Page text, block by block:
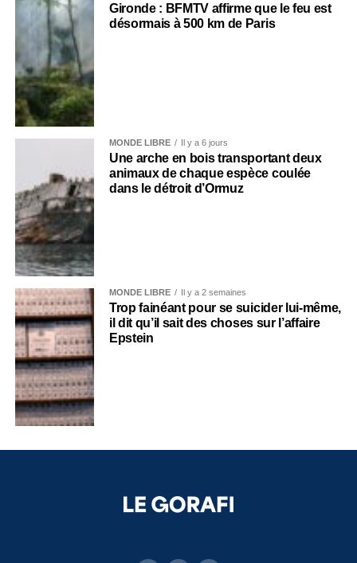
Gironde : BFMTV affirme que le feu est
désormais à 500 km de Paris
MONDE LIBRE Il y a 6 jours
Une arche en bois transportant deux
animaux de chaque espèce coulée
dans le détroit d’Ormuz
MONDE LIBRE Il y a 2 semaines
Trop fainéant pour se suicider lui-même,
il dit qu’il sait des choses sur l’affaire
Epstein